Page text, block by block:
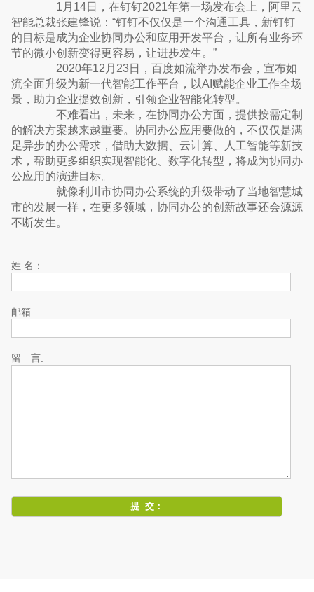
1月14日，在钉钉2021年第一场发布会上，阿里云
智能总裁张建锋说：“钉钉不仅仅是一个沟通工具，新钉钉
的目标是成为企业协同办公和应用开发平台，让所有业务环
节的微小创新变得更容易，让进步发生。”
2020年12月23日，百度如流举办发布会，宣布如
流全面升级为新一代智能工作平台，以AI赋能企业工作全场
景，助力企业提效创新，引领企业智能化转型。
不难看出，未来，在协同办公方面，提供按需定制
的解决方案越来越重要。协同办公应用要做的，不仅仅是满
足异步的办公需求，借助大数据、云计算、人工智能等新技
术，帮助更多组织实现智能化、数字化转型，将成为协同办
公应用的演进目标。
就像利川市协同办公系统的升级带动了当地智慧城
市的发展一样，在更多领域，协同办公的创新故事还会源源
不断发生。
姓 名：
邮箱
留 言: